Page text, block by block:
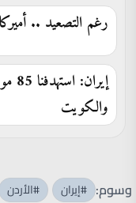
رغم التصعيد ..
والكويت
وسوم: #إيران #الأردن